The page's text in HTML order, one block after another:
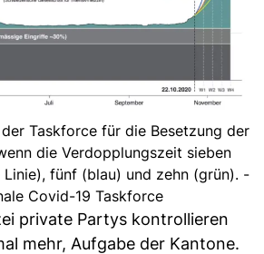
Taskforce für die Besetzung der
die Verdopplungszeit sieben
fünf (blau) und zehn (grün). -
Covid-19 Taskforce
private Partys kontrollieren
mehr, Aufgabe der Kantone.